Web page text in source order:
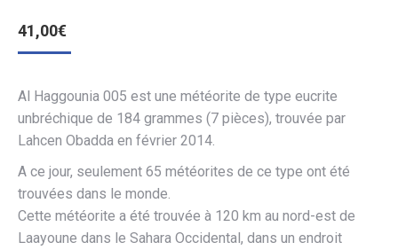
41,00€
Al Haggounia 005 est une météorite de type eucrite
unbréchique de 184 grammes (7 pièces), trouvée par
Lahcen Obadda en février 2014.
A ce jour, seulement 65 météorites de ce type ont été
trouvées dans le monde.
Cette météorite a été trouvée à 120 km au nord-est de
Laayoune dans le Sahara Occidental, dans un endroit